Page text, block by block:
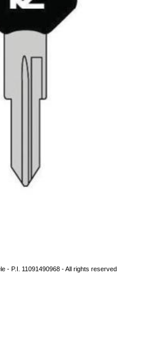
- P.I. 11091490968 - All rights reserved